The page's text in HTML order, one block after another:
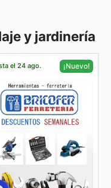
y jardinería
el 24 ago. ¡Nuevo!